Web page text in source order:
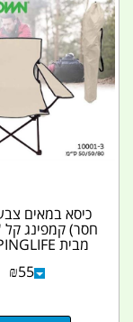
כיסא במאים
חסר) קמפינג
מבית CAMPINGLIFE
₪55